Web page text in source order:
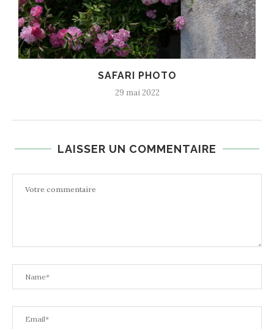
SAFARI PHOTO
29 mai 2022
LAISSER UN COMMENTAIRE